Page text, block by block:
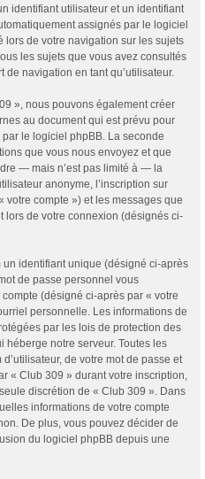
identifiant utilisateur et un identifiant
assignés par le logiciel
lors de votre navigation sur les sujets
les sujets que vous avez consultés
de navigation en tant qu’utilisateur.
», nous pouvons également créer
au document qui est prévu pour
le logiciel phpBB. La seconde
que vous nous envoyez et que
— mais n’est pas limité à — la
anonyme, l’inscription sur
compte ») et les messages que
lors de votre connexion (désignés ci-
identifiant unique (désigné ci-après
de passe personnel vous
(désigné ci-après par « votre
personnelle. Les informations de
par les lois de protection des
notre serveur. Toutes les
de votre mot de passe et
« Club 309 » durant votre inscription,
discrétion de « Club 309 ». Dans
informations de votre compte
De plus, vous pouvez décider de
du logiciel phpBB depuis une